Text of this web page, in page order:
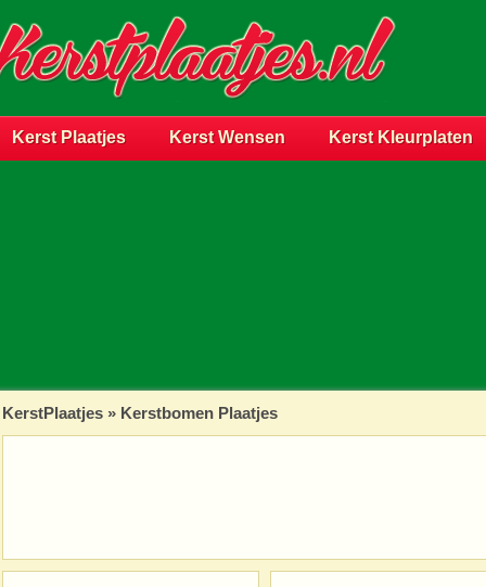
Kerst Plaatjes Kerst Wensen Kerst Kleurplaten
KerstPlaatjes » Kerstbomen Plaatjes